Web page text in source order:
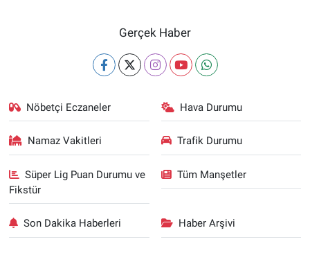
Gerçek Haber
Nöbetçi Eczaneler Hava Durumu
Namaz Vakitleri Trafik Durumu
Süper Lig Puan Durumu ve
Fikstür
Tüm Manşetler
Son Dakika Haberleri Haber Arşivi